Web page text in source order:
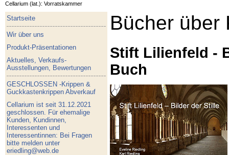
Cellarium (lat.): Vorratskammer
Startseite
Wir über uns
Produkt-Präsentationen
Aktuelles, Verkaufs-
Ausstellungen, Bewertungen
GESCHLOSSEN -Krippen &
Guckkastenkrippen Abverkauf
Cellarium ist seit 31.12.2021
geschlossen. Für ehemalige
Kunden, Kundinnen,
Interessenten und
Interessentinnen: Bei Fragen
bitte melden unter
eriedling@web.de
Bücher über
Stift Lilienfeld -
Buch